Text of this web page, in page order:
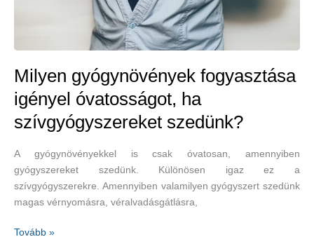
Milyen gyógynövények fogyasztása
igényel óvatosságot, ha
szívgyógyszereket szedünk?
A gyógynövényekkel is csak óvatosan, amennyiben
gyógyszereket szedünk. Különösen igaz ez a
szívgyógyszerekre. Amennyiben valamilyen gyógyszert szedünk
magas vérnyomásra, véralvadásgátlásra,
Milyen
Tovább »